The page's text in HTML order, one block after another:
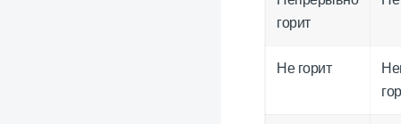
горит
Не горит